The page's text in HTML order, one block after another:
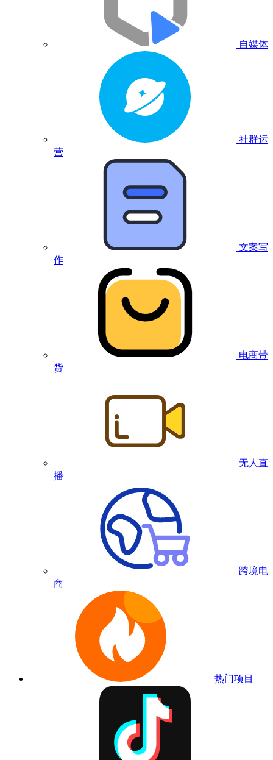
自媒体
社群运
营
文案写
作
电商带
货
无人直
播
跨境电
商
热门项目